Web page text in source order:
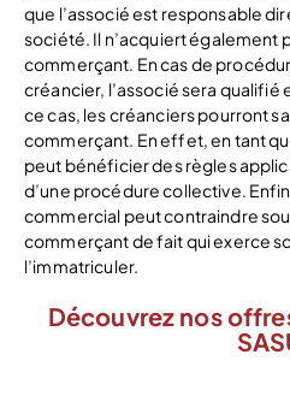
que l’associé est responsable
société. Il n’acquiert également
commerçant. En cas de
créancier, l’associé sera
ce cas, les créanciers pourront
commerçant. En effet, en tant
peut bénéficier des règles
d’une procédure collective.
commercial peut contraindre
commerçant de fait qui exerce
l’immatriculer.
Découvrez nos